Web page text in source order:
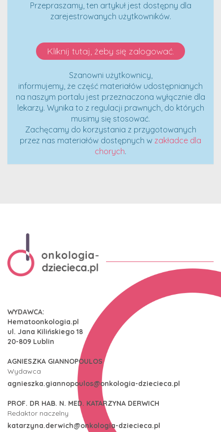
Przepraszamy, ten artykuł jest dostępny dla
zarejestrowanych użytkowników.
Kliknij tutaj, żeby się zalogować.
Szanowni użytkownicy,
informujemy, że część materiałów udostępnianych
na naszym portalu jest przeznaczona wyłącznie dla
lekarzy. Wynika to z regulacji prawnych, do których
musimy się stosować.
Zachęcamy do korzystania z przygotowanych
przez nas materiałów dostępnych w zakładce dla
chorych.
WYDAWCA:
Hematoonkologia.pl
ul. Jana Kilińskiego 18
20-809 Lublin
AGNIESZKA GIANNOPOULOS
Wydawca
agnieszka.giannopoulos@onkologia-dziecieca.pl
PROF. DR HAB. N. MED. KATARZYNA DERWICH
Redaktor naczelny
katarzyna.derwich@onkologia-dziecieca.pl